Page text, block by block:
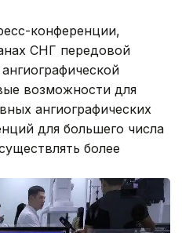
конференции,
СНГ передовой
возможности для
ангиографических
для большего числа
более